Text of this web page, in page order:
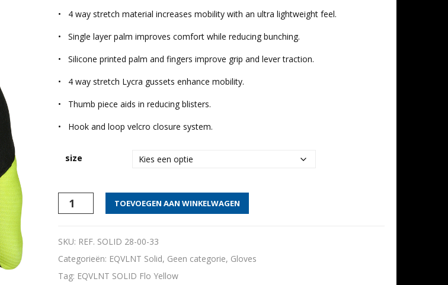
•
4 way stretch material increases mobility with an ultra lightweight feel.
•
Single layer palm improves comfort while reducing bunching.
•
Silicone printed palm and fingers improve grip and lever traction.
•
4 way stretch Lycra gussets enhance mobility.
•
Thumb piece aids in reducing blisters.
•
Hook and loop velcro closure system.
size
EQVLNT
SOLID.
aantal
TOEVOEGEN AAN WINKELWAGEN
SKU: REF. SOLID 28-00-33
Categorieën: EQVLNT Solid, Geen categorie, Gloves
Tag: EQVLNT SOLID Flo Yellow